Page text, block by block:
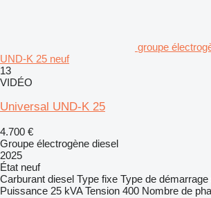
groupe
UND-K 25 neuf
13
VIDÉO
Universal UND-K 25
4.700 €
Groupe électrogène diesel
2025
État neuf
Carburant diesel Type fixe Type de démarrage
Puissance 25 kVA Tension 400 Nombre de